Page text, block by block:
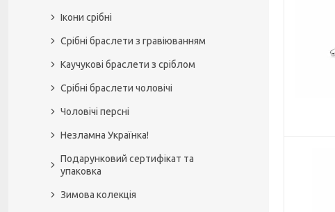
Ікони срібні
Срібні браслети з гравіюванням
Каучукові браслети з сріблом
Срібні браслети чоловічі
Чоловічі персні
Незламна Українка!
Подарунковий сертифікат та
упаковка
Зимова колекція